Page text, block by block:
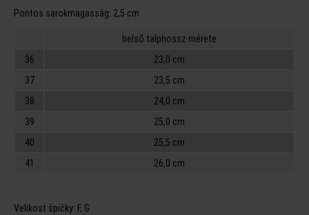
Pontos sarokmagasság: 2,5 cm
belső talphossz mérete
36
23,0 cm
37
23,5 cm
38
24,0 cm
39
25,0 cm
40
25,5 cm
41
26,0 cm
Velikost špičky: F, G